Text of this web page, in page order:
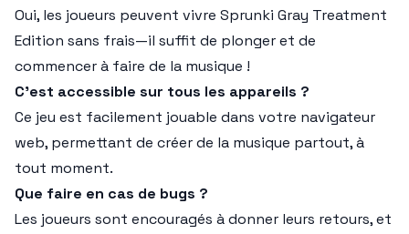
Oui, les joueurs peuvent vivre Sprunki Gray Treatment
Edition sans frais—il suffit de plonger et de
commencer à faire de la musique !
C'est accessible sur tous les appareils ?
Ce jeu est facilement jouable dans votre navigateur
web, permettant de créer de la musique partout, à
tout moment.
Que faire en cas de bugs ?
Les joueurs sont encouragés à donner leurs retours, et